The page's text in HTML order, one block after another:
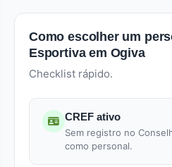
Como escolher um
Esportiva em Ogiva
Checklist rápido.
CREF ativo
Sem registro no
como personal.